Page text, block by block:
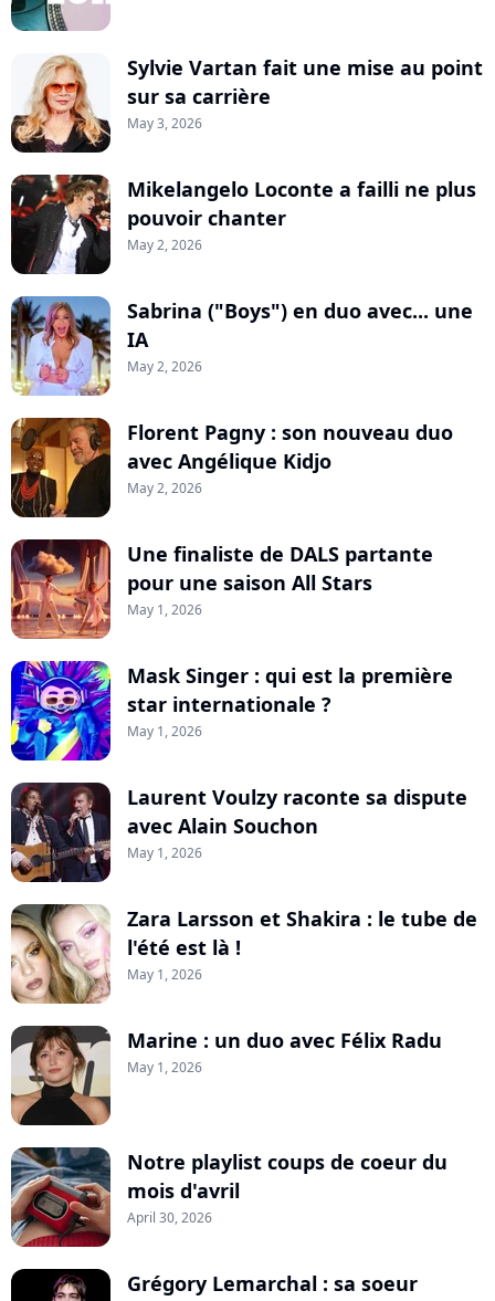
Sylvie Vartan fait une mise au point
sur sa carrière
May 3, 2026
Mikelangelo Loconte a failli ne plus
pouvoir chanter
May 2, 2026
Sabrina ("Boys") en duo avec... une
IA
May 2, 2026
Florent Pagny : son nouveau duo
avec Angélique Kidjo
May 2, 2026
Une finaliste de DALS partante
pour une saison All Stars
May 1, 2026
Mask Singer : qui est la première
star internationale ?
May 1, 2026
Laurent Voulzy raconte sa dispute
avec Alain Souchon
May 1, 2026
Zara Larsson et Shakira : le tube de
l'été est là !
May 1, 2026
Marine : un duo avec Félix Radu
May 1, 2026
Notre playlist coups de coeur du
mois d'avril
April 30, 2026
Grégory Lemarchal : sa soeur